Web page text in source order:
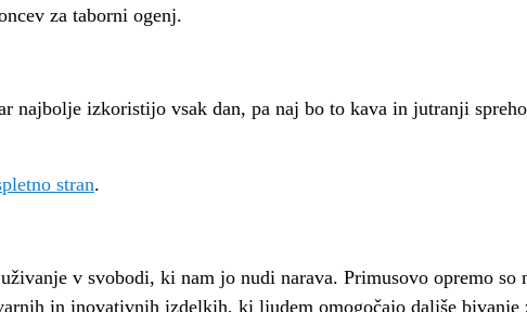
za taborni ogenj.
najbolje izkoristijo vsak dan, pa naj bo to kava in jutranji
stran.
v svobodi, ki nam jo nudi narava. Primusovo opremo
in inovativnih izdelkih, ki ljudem omogočajo daljše bivanje